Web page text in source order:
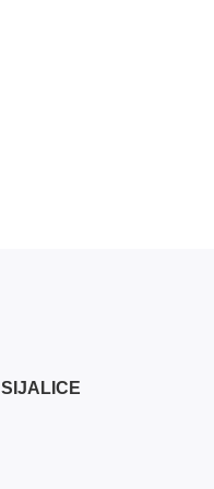
SIJALICE